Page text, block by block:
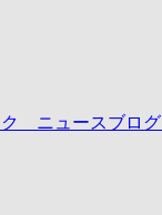
ク ニュースブログ